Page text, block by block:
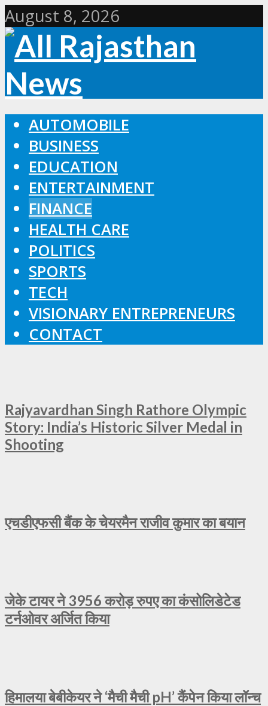
August 8, 2026
AUTOMOBILE
BUSINESS
EDUCATION
ENTERTAINMENT
FINANCE
HEALTH CARE
POLITICS
SPORTS
TECH
VISIONARY ENTREPRENEURS
CONTACT
Rajyavardhan Singh Rathore Olympic
Story: India’s Historic Silver Medal in
Shooting
एचडीएफसी बैंक के चेयरमैन राजीव कुमार का बयान
जेके टायर ने 3956 करोड़ रुपए का कंसोलिडेटेड
टर्नओवर अर्जित किया
हिमालया बेबीकेयर ने ‘मैची मैची pH’ कैंपेन किया लॉन्च